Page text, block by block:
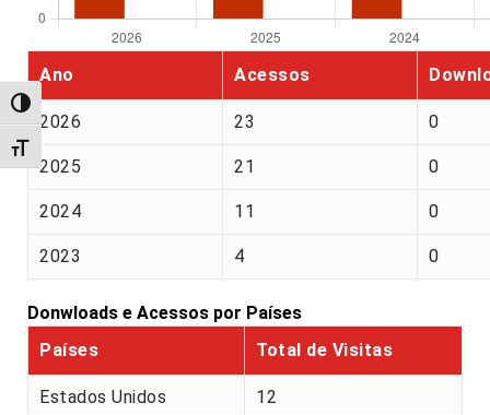
Alternar alto contraste
Alternar tamanho da fonte
Ano Acessos
2026 23 0
2025 21 0
2024 11 0
2023 4 0
Donwloads e Acessos por Países
Países
Total de Visitas
Estados Unidos 12